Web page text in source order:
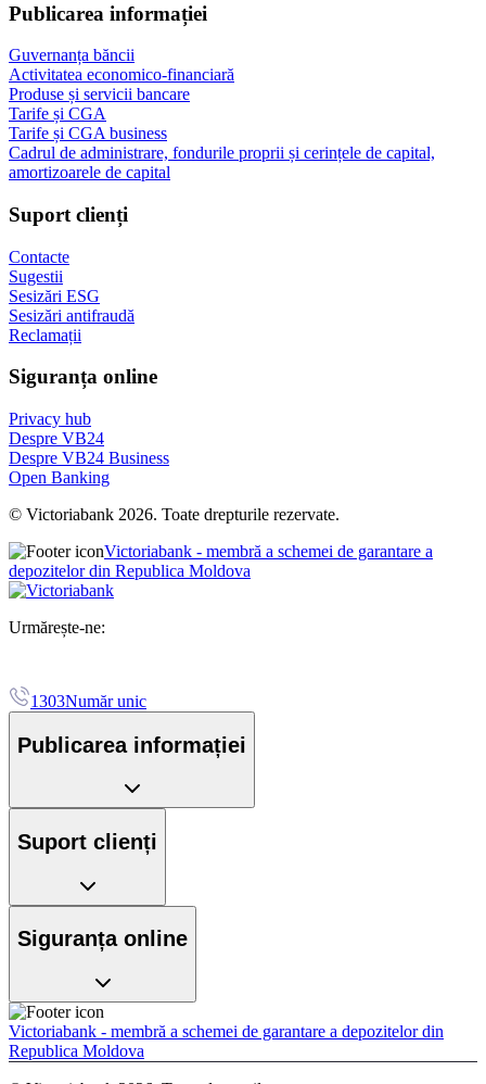
Publicarea informației
Guvernanța băncii
Activitatea economico-financiară
Produse și servicii bancare
Tarife și CGA
Tarife și CGA business
Cadrul de administrare, fondurile proprii și cerințele de capital,
amortizoarele de capital
Suport clienți
Contacte
Sugestii
Sesizări ESG
Sesizări antifraudă
Reclamații
Siguranța online
Privacy hub
Despre VB24
Despre VB24 Business
Open Banking
© Victoriabank 2026. Toate drepturile rezervate.
Victoriabank - membră a schemei de garantare a
depozitelor din Republica Moldova
Urmărește-ne:
1303Număr unic
Publicarea informației
Suport clienți
Siguranța online
Victoriabank - membră a schemei de garantare a depozitelor din
Republica Moldova